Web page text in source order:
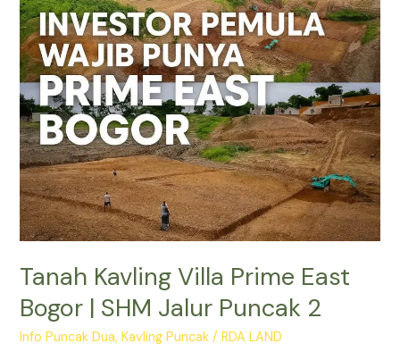
Tanah Kavling Villa Prime East
Bogor | SHM Jalur Puncak 2
Info Puncak Dua,Kavling Puncak /RDA LAND
|
SHM
Jalur
Puncak
2